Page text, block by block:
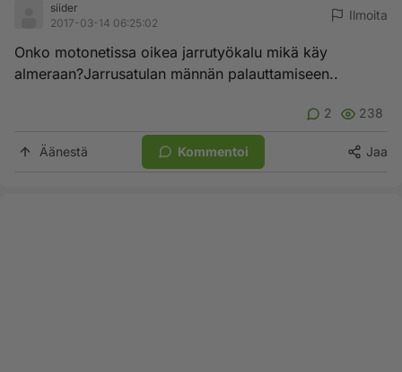
siider
2017-03-14 06:25:02
Ilmoita
Onko motonetissa oikea jarrutyökalu mikä käy
almeraan?Jarrusatulan männän palauttamiseen..
2 238
Äänestä Kommentoi Jaa